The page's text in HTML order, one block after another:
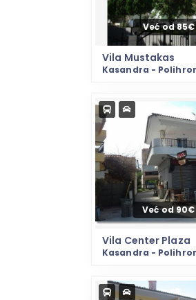
Već od 85€
Vila Mustakas
Kasandra -
Već od 90€
Vila Center Plaza
Kasandra -